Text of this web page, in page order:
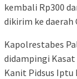
kembali Rp300
dikirim ke daerah
Kapolrestabes
didampingi Kasat
Kanit Pidsus Iptu